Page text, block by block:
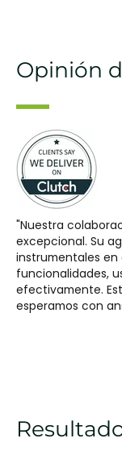
Opinión
"Nuestra
excepcional. Su
instrumentales
funcionalidades,
efectivamente.
esperamos con